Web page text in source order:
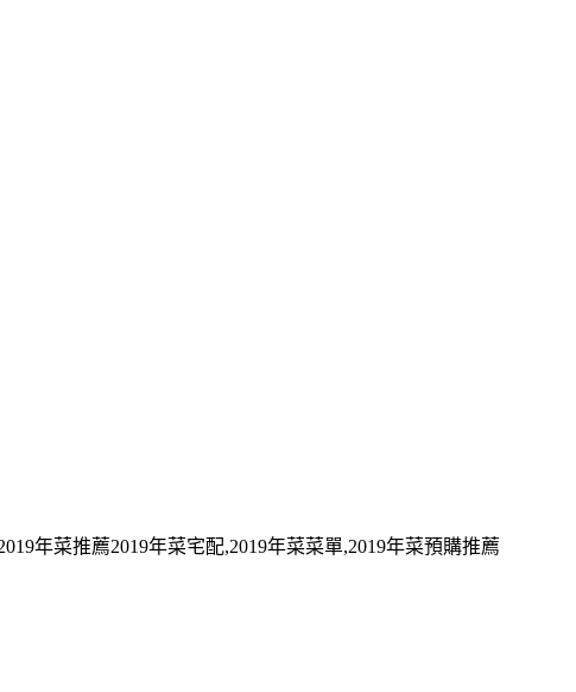
年菜推薦2019年菜宅配,2019年菜菜單,2019年菜預購推薦